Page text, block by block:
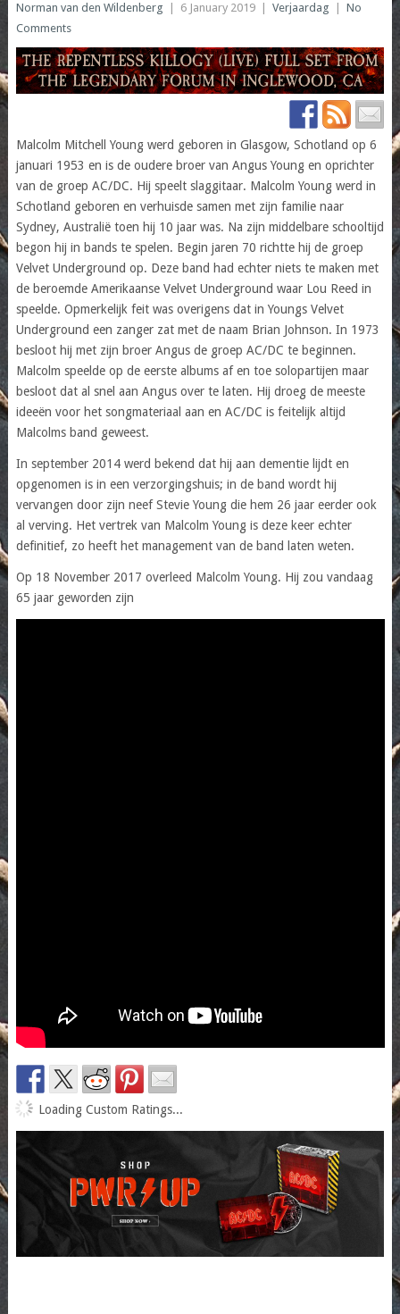
Norman van den Wildenberg 6 January 2019 Verjaardag
No
Comments
Malcolm Mitchell Young werd geboren in Glasgow, Schotland op 6
januari 1953 en is de oudere broer van Angus Young en oprichter
van de groep AC/DC. Hij speelt slaggitaar. Malcolm Young werd in
Schotland geboren en verhuisde samen met zijn familie naar
Sydney, Australië toen hij 10 jaar was. Na zijn middelbare schooltijd
begon hij in bands te spelen. Begin jaren 70 richtte hij de groep
Velvet Underground op. Deze band had echter niets te maken met
de beroemde Amerikaanse Velvet Underground waar Lou Reed in
speelde. Opmerkelijk feit was overigens dat in Youngs Velvet
Underground een zanger zat met de naam Brian Johnson. In 1973
besloot hij met zijn broer Angus de groep AC/DC te beginnen.
Malcolm speelde op de eerste albums af en toe solopartijen maar
besloot dat al snel aan Angus over te laten. Hij droeg de meeste
ideeën voor het songmateriaal aan en AC/DC is feitelijk altijd
Malcolms band geweest.
In september 2014 werd bekend dat hij aan dementie lijdt en
opgenomen is in een verzorgingshuis; in de band wordt hij
vervangen door zijn neef Stevie Young die hem 26 jaar eerder ook
al verving. Het vertrek van Malcolm Young is deze keer echter
definitief, zo heeft het management van de band laten weten.
Op 18 November 2017 overleed Malcolm Young. Hij zou vandaag
65 jaar geworden zijn
Loading Custom Ratings...